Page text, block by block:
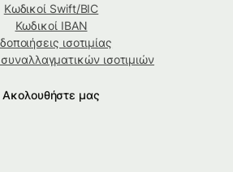
Κωδικοί Swift/BIC
Κωδικοί IBAN
ισοτιμίας
ισοτιμιών
Ακολουθήστε μας